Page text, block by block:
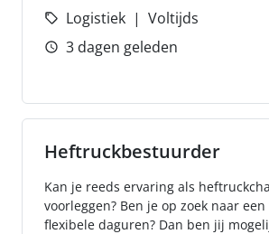
Logistiek
Voltijds
3 dagen geleden
Heftruckbestuurder
Kan je reeds ervaring als
voorleggen? Ben je op zoek naar
flexibele daguren? Dan ben jij